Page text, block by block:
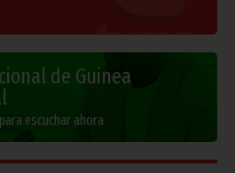
de Guinea
escuchar ahora